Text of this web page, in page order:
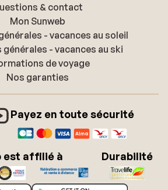
& contact
Mon Sunweb
- vacances au soleil
- vacances au ski
de voyage
Nos garanties
Payez en toute sécurité
est affilié à Durabilité